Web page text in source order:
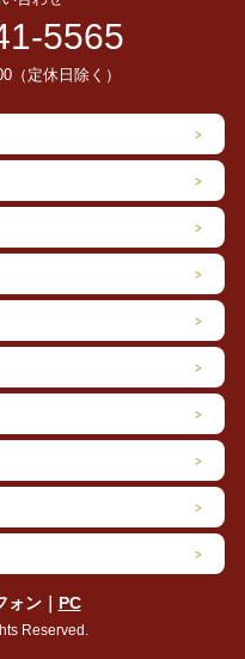
5565
（定休日除く）
ン｜ PC
Reserved.